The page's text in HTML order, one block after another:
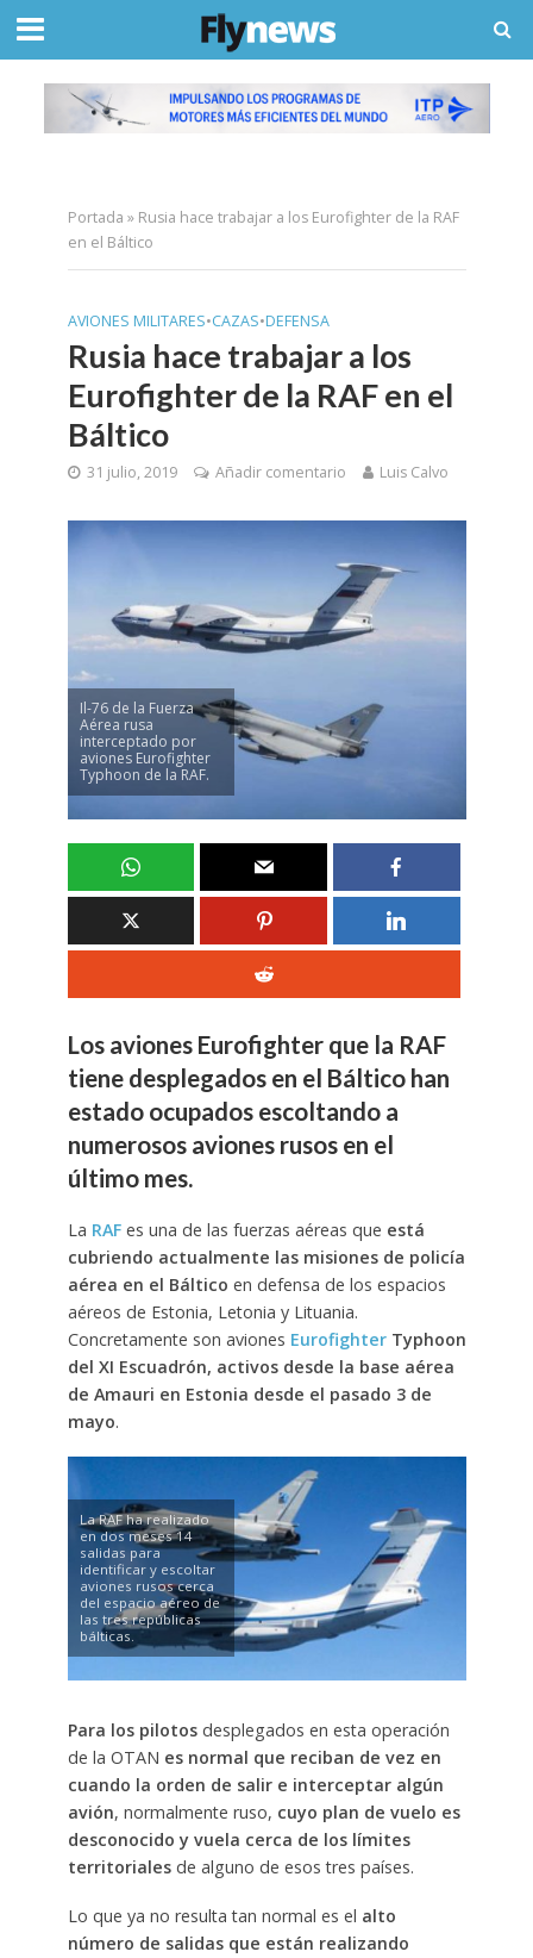
Portada » Rusia hace trabajar a los Eurofighter de la RAF
en el Báltico
AVIONES MILITARES•CAZAS•DEFENSA
Rusia hace trabajar a los
Eurofighter de la RAF en el
Báltico
31 julio, 2019 Añadir comentario Luis Calvo
Il-76 de la Fuerza
Aérea rusa
interceptado por
aviones Eurofighter
Typhoon de la RAF.
Los aviones Eurofighter que la RAF
tiene desplegados en el Báltico han
estado ocupados escoltando a
numerosos aviones rusos en el
último mes.
La RAFes una de las fuerzas aéreas que está
cubriendo actualmente las misiones de policía
aérea en el Báltico en defensa de los espacios
aéreos de Estonia, Letonia y Lituania.
Concretamente son aviones EurofighterTyphoon
del XI Escuadrón, activos desde la base aérea
de Amauri en Estonia desde el pasado 3 de
mayo.
La RAF ha realizado
en dos meses 14
salidas para
identificar y escoltar
aviones rusos cerca
del espacio aéreo de
las tres repúblicas
bálticas.
Para los pilotosdesplegados en esta operación
de la OTAN es normal que reciban de vez en
cuando la orden de salir e interceptar algún
avión, normalmente ruso, cuyo plan de vuelo es
desconocido y vuela cerca de los límites
territorialesde alguno de esos tres países.
Lo que ya no resulta tan normal es el alto
número de salidas que están realizando